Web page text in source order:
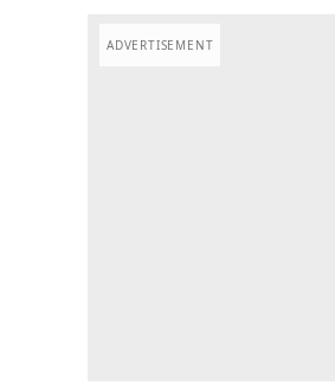
ADVERTISEMENT